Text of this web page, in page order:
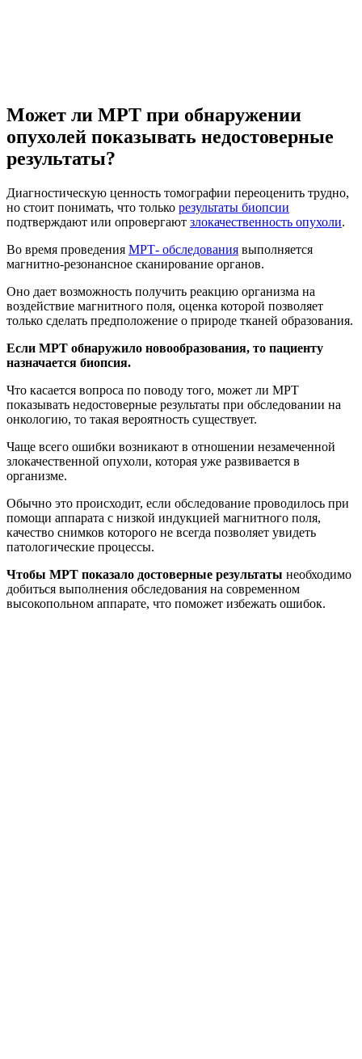
Может ли МРТ при обнаружении
опухолей показывать недостоверные
результаты?
Диагностическую ценность томографии переоценить трудно,
но стоит понимать, что только результаты биопсии
подтверждают или опровергают злокачественность опухоли.
Во время проведения МРТ- обследования выполняется
магнитно-резонансное сканирование органов.
Оно дает возможность получить реакцию организма на
воздействие магнитного поля, оценка которой позволяет
только сделать предположение о природе тканей образования.
Если МРТ обнаружило новообразования, то пациенту
назначается биопсия.
Что касается вопроса по поводу того, может ли МРТ
показывать недостоверные результаты при обследовании на
онкологию, то такая вероятность существует.
Чаще всего ошибки возникают в отношении незамеченной
злокачественной опухоли, которая уже развивается в
организме.
Обычно это происходит, если обследование проводилось при
помощи аппарата с низкой индукцией магнитного поля,
качество снимков которого не всегда позволяет увидеть
патологические процессы.
Чтобы МРТ показало достоверные результаты необходимо
добиться выполнения обследования на современном
высокопольном аппарате, что поможет избежать ошибок.